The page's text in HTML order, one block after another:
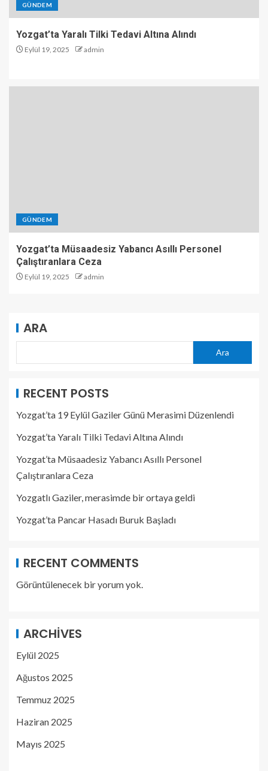
GÜNDEM
Yozgat’ta Yaralı Tilki Tedavi Altına Alındı
Eylül 19, 2025 admin
GÜNDEM
Yozgat’ta Müsaadesiz Yabancı Asıllı Personel
Çalıştıranlara Ceza
Eylül 19, 2025 admin
ARA
Ara
RECENT POSTS
Yozgat’ta 19 Eylül Gaziler Günü Merasimi Düzenlendi
Yozgat’ta Yaralı Tilki Tedavi Altına Alındı
Yozgat’ta Müsaadesiz Yabancı Asıllı Personel
Çalıştıranlara Ceza
Yozgatlı Gaziler, merasimde bir ortaya geldi
Yozgat’ta Pancar Hasadı Buruk Başladı
RECENT COMMENTS
Görüntülenecek bir yorum yok.
ARCHIVES
Eylül 2025
Ağustos 2025
Temmuz 2025
Haziran 2025
Mayıs 2025